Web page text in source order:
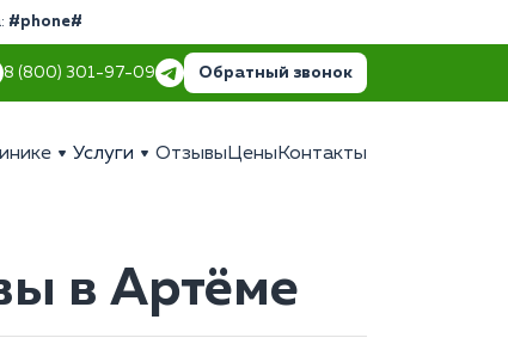
#phone#
8 (800) 301-97-09 Обратный звонок
Услуги Отзывы Цены Контакты
в Артёме